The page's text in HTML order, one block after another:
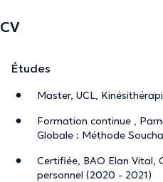
CV
Études
Master, UCL,
Formation continue ,
Globale : Méthode
Certifiée, BAO Elan Vital,
personnel (2020 - 2021)